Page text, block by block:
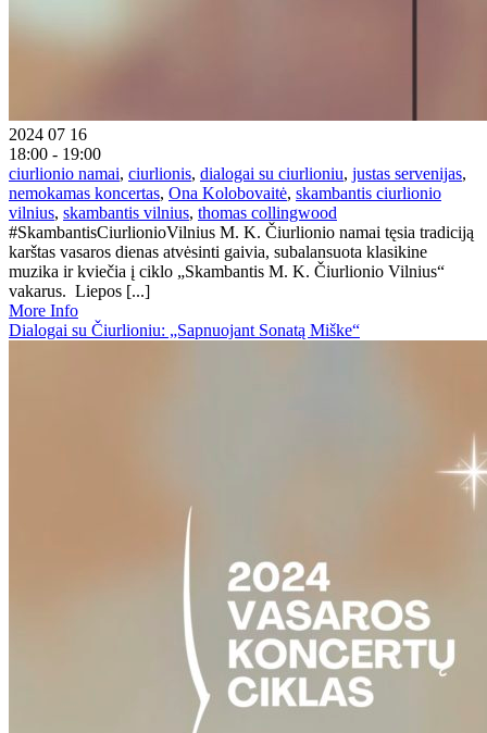
2024 07 16
18:00 - 19:00
ciurlionio namai, ciurlionis, dialogai su ciurlioniu, justas servenijas,
nemokamas koncertas, Ona Kolobovaitė, skambantis ciurlionio
vilnius, skambantis vilnius, thomas collingwood
#SkambantisCiurlionioVilnius M. K. Čiurlionio namai tęsia tradiciją
karštas vasaros dienas atvėsinti gaivia, subalansuota klasikine
muzika ir kviečia į ciklo „Skambantis M. K. Čiurlionio Vilnius“
vakarus. Liepos [...]
More Info
Dialogai su Čiurlioniu: „Sapnuojant Sonatą Miške“